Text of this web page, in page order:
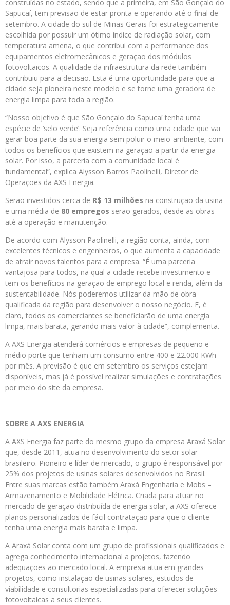
construídas no estado, sendo que a primeira, em São Gonçalo do
Sapucaí, tem previsão de estar pronta e operando até o final de
setembro. A cidade do sul de Minas Gerais foi estrategicamente
escolhida por possuir um ótimo índice de radiação solar, com
temperatura amena, o que contribui com a performance dos
equipamentos eletromecânicos e geração dos módulos
fotovoltaicos. A qualidade da infraestrutura da rede também
contribuiu para a decisão. Esta é uma oportunidade para que a
cidade seja pioneira neste modelo e se torne uma geradora de
energia limpa para toda a região.
“Nosso objetivo é que São Gonçalo do Sapucaí tenha uma
espécie de ‘selo verde’. Seja referência como uma cidade que vai
gerar boa parte da sua energia sem poluir o meio-ambiente, com
todos os benefícios que existem na geração a partir da energia
solar. Por isso, a parceria com a comunidade local é
fundamental”, explica Alysson Barros Paolinelli, Diretor de
Operações da AXS Energia.
Serão investidos cerca de R$ 13 milhões na construção da usina
e uma média de 80 empregos serão gerados, desde as obras
até a operação e manutenção.
De acordo com Alysson Paolinelli, a região conta, ainda, com
excelentes técnicos e engenheiros, o que aumenta a capacidade
de atrair novos talentos para a empresa. “É uma parceria
vantajosa para todos, na qual a cidade recebe investimento e
tem os benefícios na geração de emprego local e renda, além da
sustentabilidade. Nós poderemos utilizar da mão de obra
qualificada da região para desenvolver o nosso negócio. E, é
claro, todos os comerciantes se beneficiarão de uma energia
limpa, mais barata, gerando mais valor à cidade”, complementa.
A AXS Energia atenderá comércios e empresas de pequeno e
médio porte que tenham um consumo entre 400 e 22.000 KWh
por mês. A previsão é que em setembro os serviços estejam
disponíveis, mas já é possível realizar simulações e contratações
por meio do site da empresa.
SOBRE A AXS ENERGIA
A AXS Energia faz parte do mesmo grupo da empresa Araxá Solar
que, desde 2011, atua no desenvolvimento do setor solar
brasileiro. Pioneiro e líder de mercado, o grupo é responsável por
25% dos projetos de usinas solares desenvolvidos no Brasil.
Entre suas marcas estão também Araxá Engenharia e Mobs –
Armazenamento e Mobilidade Elétrica. Criada para atuar no
mercado de geração distribuída de energia solar, a AXS oferece
planos personalizados de fácil contratação para que o cliente
tenha uma energia mais barata e limpa.
A Araxá Solar conta com um grupo de profissionais qualificados e
agrega conhecimento internacional a projetos, fazendo
adequações ao mercado local. A empresa atua em grandes
projetos, como instalação de usinas solares, estudos de
viabilidade e consultorias especializadas para oferecer soluções
fotovoltaicas a seus clientes.